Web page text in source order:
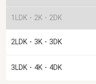
1LDK・2K・2DK
2LDK・3K・3DK
3LDK・4K・4DK